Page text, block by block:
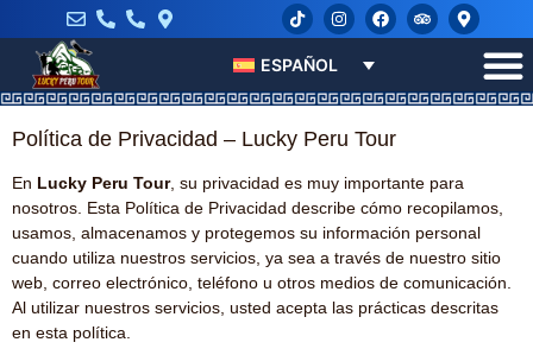
ESPAÑOL
Política de Privacidad – Lucky Peru Tour
En Lucky Peru Tour, su privacidad es muy importante para
nosotros. Esta Política de Privacidad describe cómo recopilamos,
usamos, almacenamos y protegemos su información personal
cuando utiliza nuestros servicios, ya sea a través de nuestro sitio
web, correo electrónico, teléfono u otros medios de comunicación.
Al utilizar nuestros servicios, usted acepta las prácticas descritas
en esta política.